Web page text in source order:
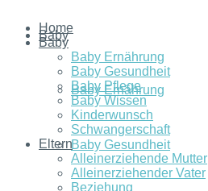
Baby
Baby Ernährung
Baby Gesundheit
Home
Baby
Baby Ernährung
Baby Gesundheit
Baby Pflege
Baby Wissen
Kinderwunsch
Schwangerschaft
Eltern
Alleinerziehende Mutter
Alleinerziehender Vater
Beziehung